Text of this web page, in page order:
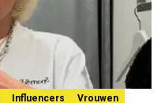
Influencers Vrouwen